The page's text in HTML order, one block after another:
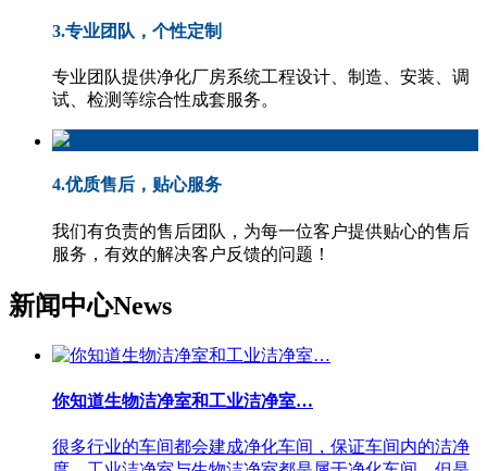
3.专业团队，个性定制
专业团队提供净化厂房系统工程设计、制造、安装、调
试、检测等综合性成套服务。
4.优质售后，贴心服务
我们有负责的售后团队，为每一位客户提供贴心的售后
服务，有效的解决客户反馈的问题！
新闻中心News
你知道生物洁净室和工业洁净室…
很多行业的车间都会建成净化车间，保证车间内的洁净